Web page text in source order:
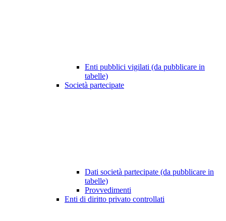
Enti pubblici vigilati (da pubblicare in
tabelle)
Società partecipate
Dati società partecipate (da pubblicare in
tabelle)
Provvedimenti
Enti di diritto privato controllati